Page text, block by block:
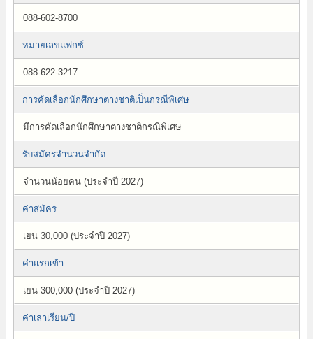
088-602-8700
หมายเลขแฟกซ์
088-622-3217
การคัดเลือกนักศึกษาต่างชาติเป็นกรณีพิเศษ
มีการคัดเลือกนักศึกษาต่างชาติกรณีพิเศษ
รับสมัครจำนวนจำกัด
จำนวนน้อยคน (ประจำปี 2027)
ค่าสมัคร
เยน 30,000 (ประจำปี 2027)
ค่าแรกเข้า
เยน 300,000 (ประจำปี 2027)
ค่าเล่าเรียน/ปี